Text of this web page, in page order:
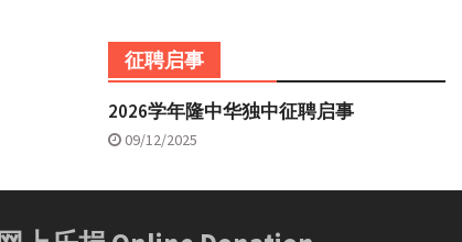
征聘启事
2026学年隆中华独中征聘启事
09/12/2025